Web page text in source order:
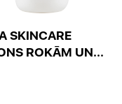
SKINCARE
ROKĀM UN...